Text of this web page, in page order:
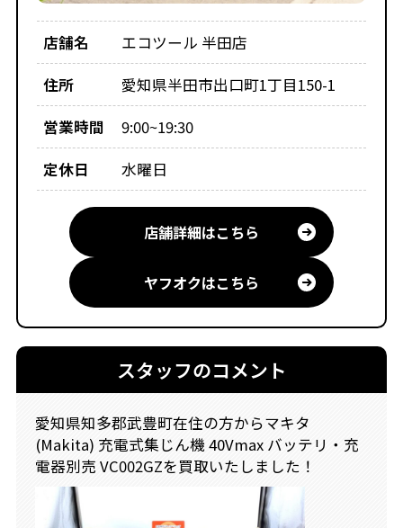
店舗名
エコツール 半田店
住所
愛知県半田市出口町1丁目150-1
営業時間
9:00~19:30
定休日
水曜日
店舗詳細はこちら
ヤフオクはこちら
スタッフのコメント
愛知県知多郡武豊町在住の方からマキタ
(Makita) 充電式集じん機 40Vmax バッテリ・充
電器別売 VC002GZを買取いたしました！